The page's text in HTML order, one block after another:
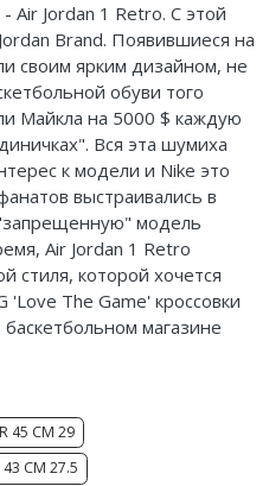
Air Jordan 1 Retro. С этой
Brand. Появившиеся на
своим ярким дизайном, не
обуви того
Майкла на 5000 $ каждую
Вся эта шумиха
к модели и Nike это
выстраивались в
модель
Air Jordan 1 Retro
стиля, которой хочется
'Love The Game' кроссовки
магазине
45 CM 29
CM 27.5